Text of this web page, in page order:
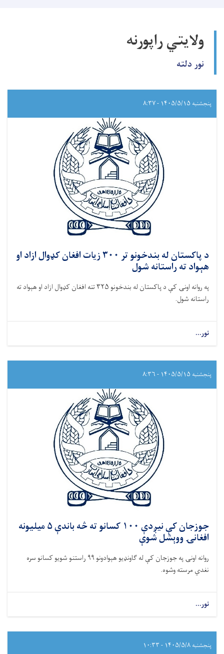
ولایتي راپورنه
نور دلته
پنجشنبه ۱۴۰۵/۵/۱۵ - ۸:۳۷
د پاکستان له بندخونو تر ۳۰۰ زیات افغان کډوال ازاد او
هېواد ته راستانه شول
په روانه اونۍ کې د پاکستان له بندخونو ۳۲۵ تنه افغان کډوال ازاد او هېواد ته
راستانه شول.
نور...
پنجشنبه ۱۴۰۵/۵/۱۵ - ۸:۳۶
جوزجان کې نيږدې ۱۰۰ کسانو ته څه باندې ۵ میلیونه
افغانۍ ووېشل شوې
روانه اونۍ په جوزجان کې له ګاونډیو هېوادونو ۹۹ راستنو شویو کسانو سره
نغدي مرسته وشوه.
نور...
پنجشنبه ۱۴۰۵/۵/۸ - ۱۰:۳۳